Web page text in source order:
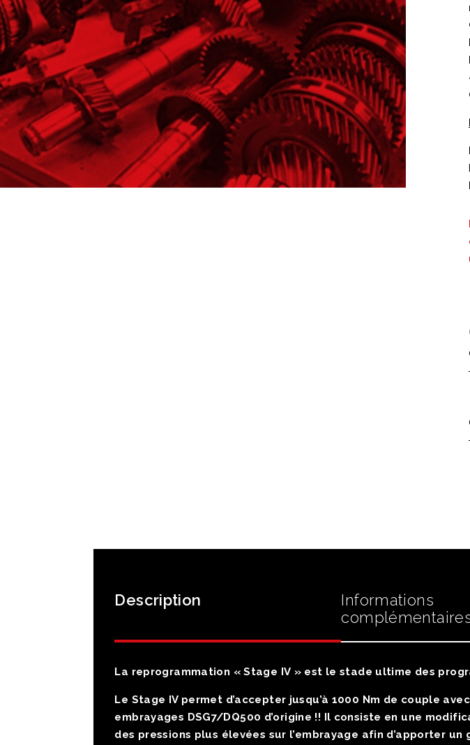
Description
Informations
La reprogrammation « Stage IV » est le stade ultime des
Le Stage IV permet d’accepter jusqu’à 1000 Nm de couple
embrayages DSG7/DQ500 d’origine !! Il consiste en une
des pressions plus élevées sur l’embrayage afin d’apporter un